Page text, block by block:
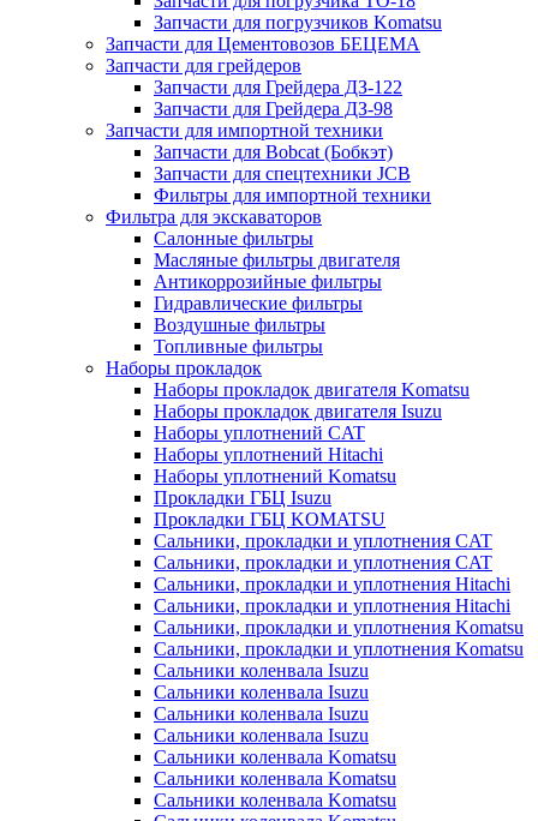
Запчасти для погрузчиков Komatsu
Запчасти для Цементовозов БЕЦЕМА
Запчасти для грейдеров
Запчасти для Грейдера ДЗ-122
Запчасти для Грейдера ДЗ-98
Запчасти для импортной техники
Запчасти для Bobcat (Бобкэт)
Запчасти для спецтехники JCB
Фильтры для импортной техники
Фильтра для экскаваторов
Салонные фильтры
Масляные фильтры двигателя
Антикоррозийные фильтры
Гидравлические фильтры
Воздушные фильтры
Топливные фильтры
Наборы прокладок
Наборы прокладок двигателя Komatsu
Наборы прокладок двигателя Isuzu
Наборы уплотнений CAT
Наборы уплотнений Hitachi
Наборы уплотнений Komatsu
Прокладки ГБЦ Isuzu
Прокладки ГБЦ KOMATSU
Сальники, прокладки и уплотнения CAT
Сальники, прокладки и уплотнения CAT
Сальники, прокладки и уплотнения Hitachi
Сальники, прокладки и уплотнения Hitachi
Сальники, прокладки и уплотнения Komatsu
Сальники, прокладки и уплотнения Komatsu
Сальники коленвала Isuzu
Сальники коленвала Isuzu
Сальники коленвала Isuzu
Сальники коленвала Isuzu
Сальники коленвала Komatsu
Сальники коленвала Komatsu
Сальники коленвала Komatsu